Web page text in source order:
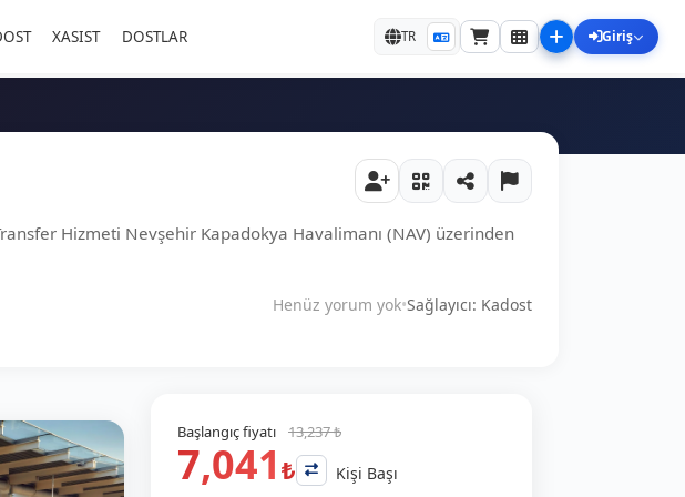
XASIST DOSTLAR TR Giriş
Hizmeti Nevşehir Kapadokya Havalimanı (NAV) üzerinden
Henüz yorum yok•Sağlayıcı: Kadost
Başlangıç fiyatı 13,237 ₺
7,041 ₺ Kişi Başı